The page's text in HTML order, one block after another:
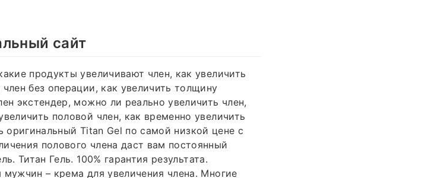
сайт
продукты увеличивают член, как увеличить
без операции, как увеличить толщину
экстендер, можно ли реально увеличить член,
половой член, как временно увеличить
оригинальный Titan Gel по самой низкой цене с
полового члена даст вам постоянный
Титан Гель. 100% гарантия результата.
– крема для увеличения члена. Многие